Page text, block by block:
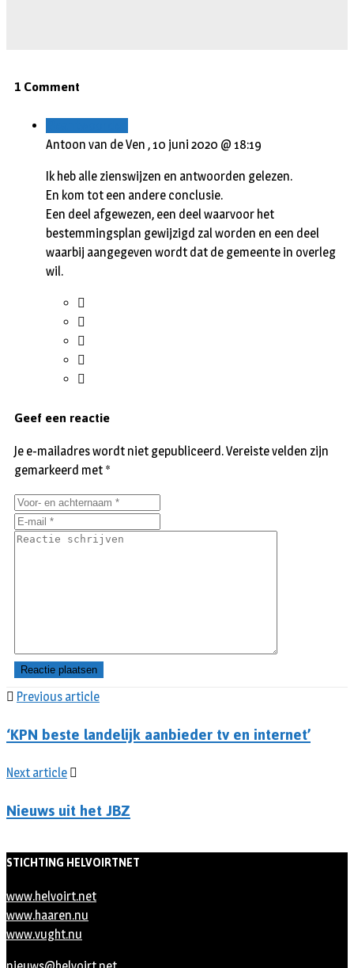
Previous article
‘KPN beste landelijk aanbieder tv en internet’
Next article
Nieuws uit het JBZ
1 Comment
Antoon van de Ven ,10 juni 2020 @ 18:19
Ik heb alle zienswijzen en antwoorden gelezen.
En kom tot een andere conclusie.
Een deel afgewezen, een deel waarvoor het
bestemmingsplan gewijzigd zal worden en een deel
waarbij aangegeven wordt dat de gemeente in overleg
wil.
Geef een reactie
Je e-mailadres wordt niet gepubliceerd.Vereiste velden zijn
gemarkeerd met *
STICHTING HELVOIRTNET
www.helvoirt.net
www.haaren.nu
www.vught.nu